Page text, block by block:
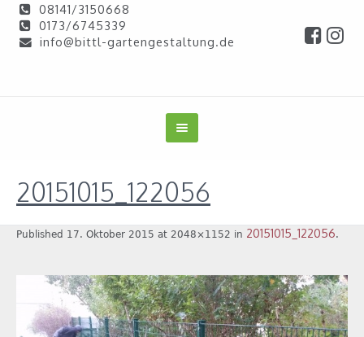
08141/3150668
0173/6745339
info@bittl-gartengestaltung.de
20151015_122056
Published 17. Oktober 2015 at 2048×1152 in 20151015_122056.